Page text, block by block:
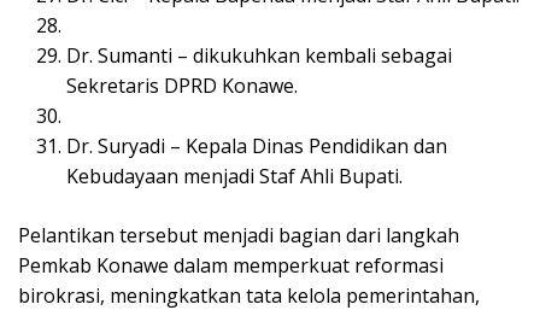
Dr. Sumanti – dikukuhkan kembali sebagai
Sekretaris DPRD Konawe.
Dr. Suryadi – Kepala Dinas Pendidikan dan
Kebudayaan menjadi Staf Ahli Bupati.
Pelantikan tersebut menjadi bagian dari langkah
Pemkab Konawe dalam memperkuat reformasi
birokrasi, meningkatkan tata kelola pemerintahan,